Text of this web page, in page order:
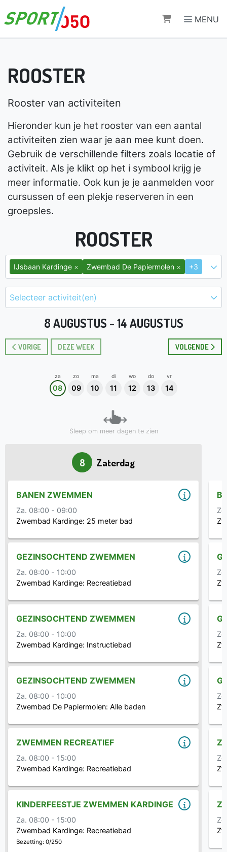
Direct naar de inhoud van de pagina
MENU
ROOSTER
Rooster van activiteiten
Hieronder kun je het rooster van een aantal
activiteiten zien waar je aan mee kunt doen.
Gebruik de verschillende filters zoals locatie of
activiteit. Als je klikt op het i symbool krijg je
meer informatie. Ook kun je je aanmelden voor
cursussen of een plekje reserveren in een
groepsles.
ROOSTER
IJsbaan Kardinge × Zwembad De Papiermolen × +3
Selecteer activiteit(en)
8 AUGUSTUS - 14 AUGUSTUS
VORIGE DEZE WEEK VOLGENDE
za
08
zo
09
ma
10
di
11
wo
12
do
13
vr
14
Sleep om meer dagen te zien
8 Zaterdag
BANEN ZWEMMEN
Za. 08:00 - 09:00
Zwembad Kardinge: 25 meter bad
GEZINSOCHTEND ZWEMMEN
Za. 08:00 - 10:00
Zwembad Kardinge: Recreatiebad
GEZINSOCHTEND ZWEMMEN
Za. 08:00 - 10:00
Zwembad Kardinge: Instructiebad
GEZINSOCHTEND ZWEMMEN
Za. 08:00 - 10:00
Zwembad De Papiermolen: Alle baden
ZWEMMEN RECREATIEF
Za. 08:00 - 15:00
Zwembad Kardinge: Recreatiebad
KINDERFEESTJE ZWEMMEN KARDINGE
Za. 08:00 - 15:00
Zwembad Kardinge: Recreatiebad
Bezetting: 0/250